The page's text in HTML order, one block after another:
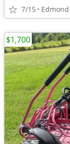
7/15 Edmond
$1,700